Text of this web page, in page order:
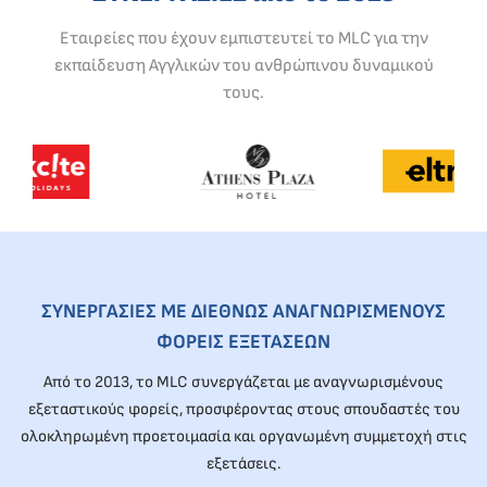
Εταιρείες που έχουν εμπιστευτεί το MLC για την
εκπαίδευση Αγγλικών του ανθρώπινου δυναμικού
τους.
ΣΥΝΕΡΓΑΣΙΕΣ ΜΕ ΔΙΕΘΝΩΣ ΑΝΑΓΝΩΡΙΣΜΕΝΟΥΣ
ΦΟΡΕΙΣ ΕΞΕΤΑΣΕΩΝ
Από το 2013, το MLC συνεργάζεται με αναγνωρισμένους
εξεταστικούς φορείς, προσφέροντας στους σπουδαστές του
ολοκληρωμένη προετοιμασία και οργανωμένη συμμετοχή στις
εξετάσεις.